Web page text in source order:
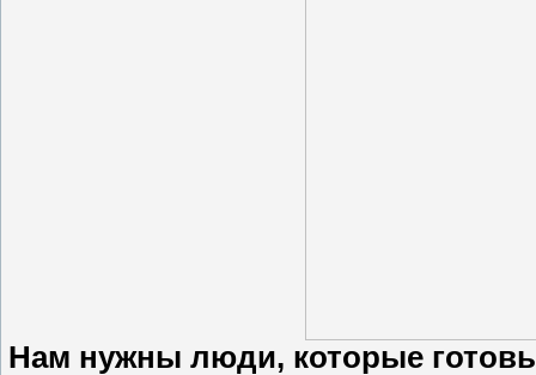
Нам нужны люди, которые